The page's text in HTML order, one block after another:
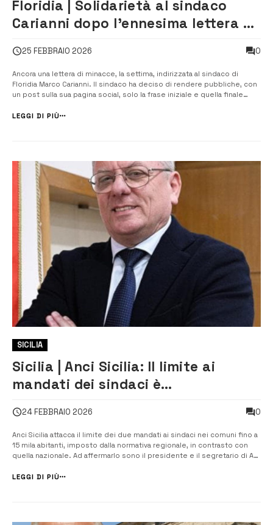
Floridia | Solidarietà al sindaco
Carianni dopo l’ennesima lettera di
25 FEBBRAIO 2026 0
Ancora una lettera di minacce, la settima, indirizzata al sindaco di
Floridia Marco Carianni. Il sindaco ha deciso di rendere pubbliche, con
un post sulla sua pagina social, solo la frase iniziale e quella finale
annienteranno.Sarai ricordato dal paese come accattuni, ladro e dr...
LEGGI DI PIÙ
SICILIA
Sicilia | Anci Sicilia: Il limite ai
mandati dei sindaci è
24 FEBBRAIO 2026 0
Anci Sicilia attacca il limite dei due mandati ai sindaci nei comuni fino a
15 mila abitanti, imposto dalla normativa regionale, in contrasto con
quella nazionale. Ad affermarlo sono il presidente e il segretario di Aci
pronuncia della Corte Costituzionale di qualche giorno fa, ch...
LEGGI DI PIÙ